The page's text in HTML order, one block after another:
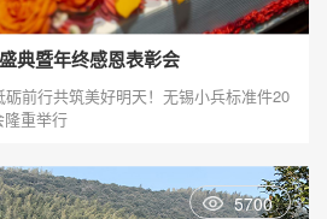
典暨年终感恩表彰会
前行共筑美好明天！无锡小兵标准件20
隆重举行
5700